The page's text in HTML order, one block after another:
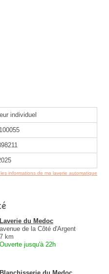
individuel
informations de ma laverie automatique
Laverie du Medoc
avenue de la Côté d'Argent
7 km
Ouverte jusqu'à 22h